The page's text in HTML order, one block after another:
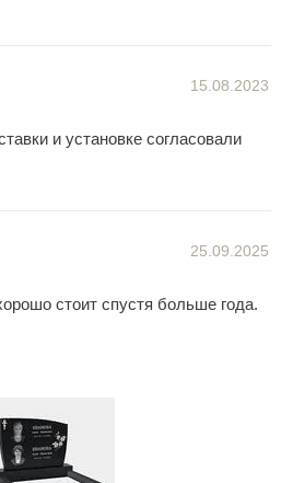
15.08.2023
и установке согласовали
25.09.2025
стоит спустя больше года.